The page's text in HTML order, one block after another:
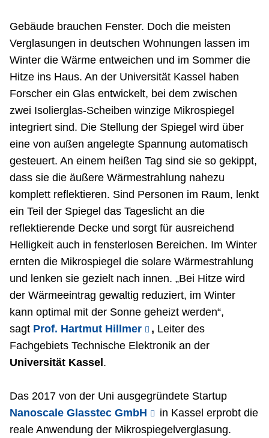
Gebäude brauchen Fenster. Doch die meisten
Verglasungen in deutschen Wohnungen lassen im
Winter die Wärme entweichen und im Sommer die
Hitze ins Haus. An der Universität Kassel haben
Forscher ein Glas entwickelt, bei dem zwischen
zwei Isolierglas-Scheiben winzige Mikrospiegel
integriert sind. Die Stellung der Spiegel wird über
eine von außen angelegte Spannung automatisch
gesteuert. An einem heißen Tag sind sie so gekippt,
dass sie die äußere Wärmestrahlung nahezu
komplett reflektieren. Sind Personen im Raum, lenkt
ein Teil der Spiegel das Tageslicht an die
reflektierende Decke und sorgt für ausreichend
Helligkeit auch in fensterlosen Bereichen. Im Winter
ernten die Mikrospiegel die solare Wärmestrahlung
und lenken sie gezielt nach innen. „Bei Hitze wird
der Wärmeeintrag gewaltig reduziert, im Winter
kann optimal mit der Sonne geheizt werden“,
sagt Prof. Hartmut Hillmer , Leiter des
Fachgebiets Technische Elektronik an der
Universität Kassel .
Das 2017 von der Uni ausgegründete Startup
Nanoscale Glasstec GmbH
in Kassel erprobt die
reale Anwendung der Mikrospiegelverglasung.